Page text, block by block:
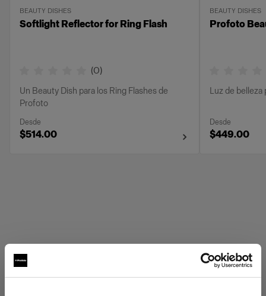
BEAUTY DISHES
Softlight Reflector for Ring Flash
(0)
Un Beauty Dish para los Ring Flashes de
Profoto
Desde
$514.00
BEAUTY DISHES
Profoto
Luz de belleza
Desde
$449.00
Grids de Profoto